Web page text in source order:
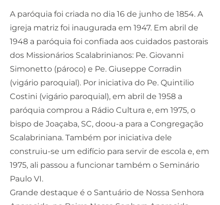
A paróquia foi criada no dia 16 de junho de 1854. A
igreja matriz foi inaugurada em 1947. Em abril de
1948 a paróquia foi confiada aos cuidados pastorais
dos Missionários Scalabrinianos: Pe. Giovanni
Simonetto (pároco) e Pe. Giuseppe Corradin
(vigário paroquial). Por iniciativa do Pe. Quintilio
Costini (vigário paroquial), em abril de 1958 a
paróquia comprou a Rádio Cultura e, em 1975, o
bispo de Joaçaba, SC, doou-a para a Congregação
Scalabriniana. Também por iniciativa dele
construiu-se um edifício para servir de escola e, em
1975, ali passou a funcionar também o Seminário
Paulo VI.
Grande destaque é o Santuário de Nossa Senhora